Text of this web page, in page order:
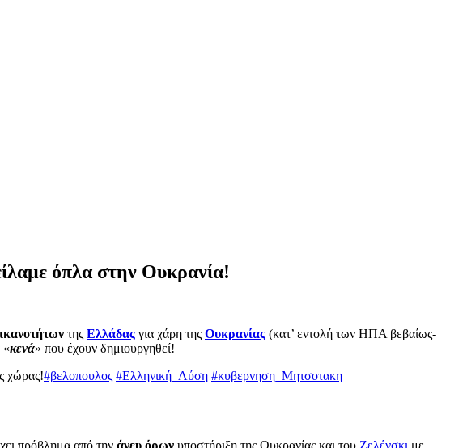
όπλα στην Ουκρανία!
της Ελλάδας για χάρη της Ουκρανίας (κατ’ εντολή των ΗΠΑ βεβαίως-
«κενά» που έχουν δημιουργηθεί!
χώρας!#βελοπουλος #Ελληνική_Λύση #κυβερνηση_Μητσοτακη
πρόβλημα από την άνευ όρων υποστήριξη της Ουκρανίας και του Ζελένσκι με